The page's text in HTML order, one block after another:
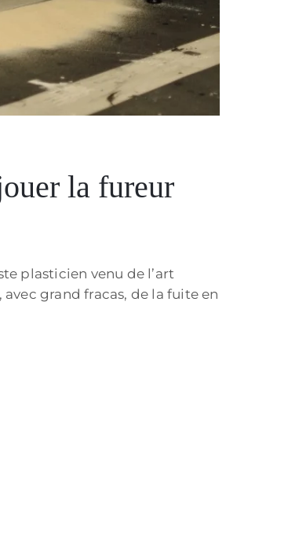
la fureur
plasticien venu de l’art
grand fracas, de la fuite en